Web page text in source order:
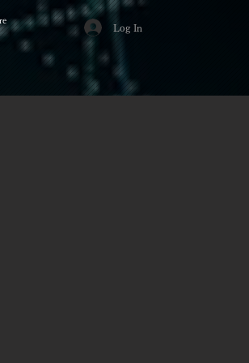
Log In